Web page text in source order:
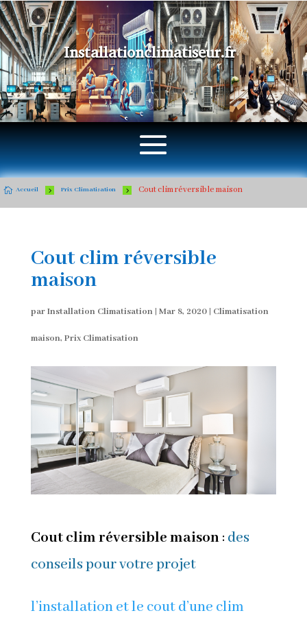
Installationclimatiseur.fr
 Accueil 5 Prix Climatisation 5 Cout clim réversible maison
Cout clim réversible
maison
parInstallation Climatisation | Mar 8, 2020| Climatisation
maison, Prix Climatisation
Cout clim réversible maison: des
conseils pour votre projet
l’installation et le cout d’une clim